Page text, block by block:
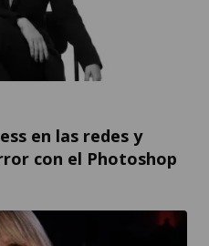
en las redes y
con el Photoshop